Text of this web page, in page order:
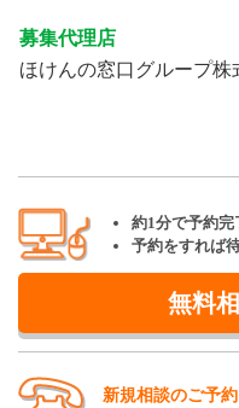
募集代理店
ほけんの窓口グループ株
約1分で予約完
予約をすれば
無料
新規相談のご予約